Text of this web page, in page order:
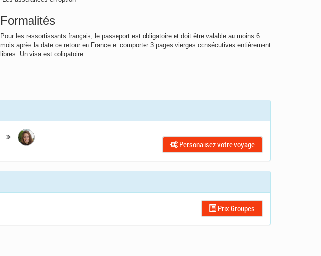
Formalités
Pour les ressortissants français, le passeport est obligatoire et doit être valable au moins 6
mois après la date de retour en France et comporter 3 pages vierges consécutives entièrement
libres. Un visa est obligatoire.
Personalisez votre voyage
Prix Groupes